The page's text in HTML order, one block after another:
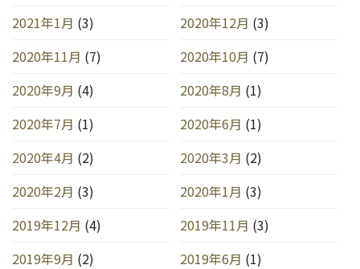
2021年1月 (3) 2020年12月 (3)
2020年11月 (7) 2020年10月 (7)
2020年9月 (4) 2020年8月 (1)
2020年7月 (1) 2020年6月 (1)
2020年4月 (2) 2020年3月 (2)
2020年2月 (3) 2020年1月 (3)
2019年12月 (4) 2019年11月 (3)
2019年9月 (2) 2019年6月 (1)